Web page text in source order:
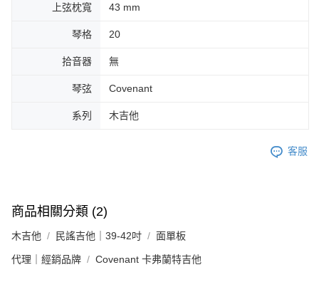
上弦枕寬 43 mm
琴格 20
拾音器 無
琴弦 Covenant
系列 木吉他
客服
商品相關分類 (2)
木吉他 民謠吉他｜39-42吋 面單板
代理｜經銷品牌 Covenant 卡弗蘭特吉他